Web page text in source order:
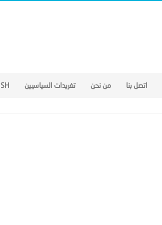
اتصل بنا من نحن تغريدات السياسيين